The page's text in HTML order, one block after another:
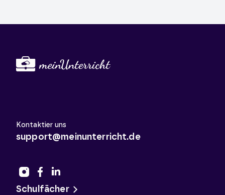
Kontaktier uns
support@meinunterricht.de
Schulfächer